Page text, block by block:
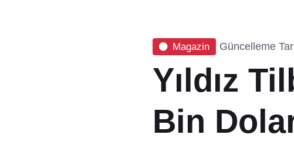
Magazin Güncelleme
Yıldız
Bin